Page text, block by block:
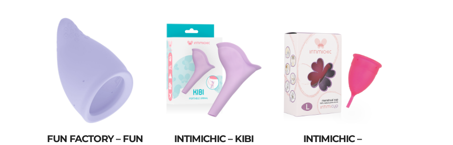
FUN FACTORY – FUN
INTIMICHIC – KIBI
INTIMICHIC –